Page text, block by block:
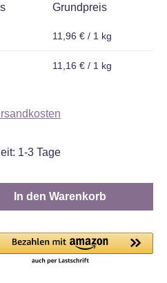
Grundpreis
11,96 € / 1 kg
11,16 € / 1 kg
1-3 Tage
den gewünschten
In den Warenkorb